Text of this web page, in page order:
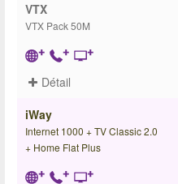
VTX
VTX Pack 50M
Détail
iWay
Internet 1000 + TV Classic 2.0
+ Home Flat Plus